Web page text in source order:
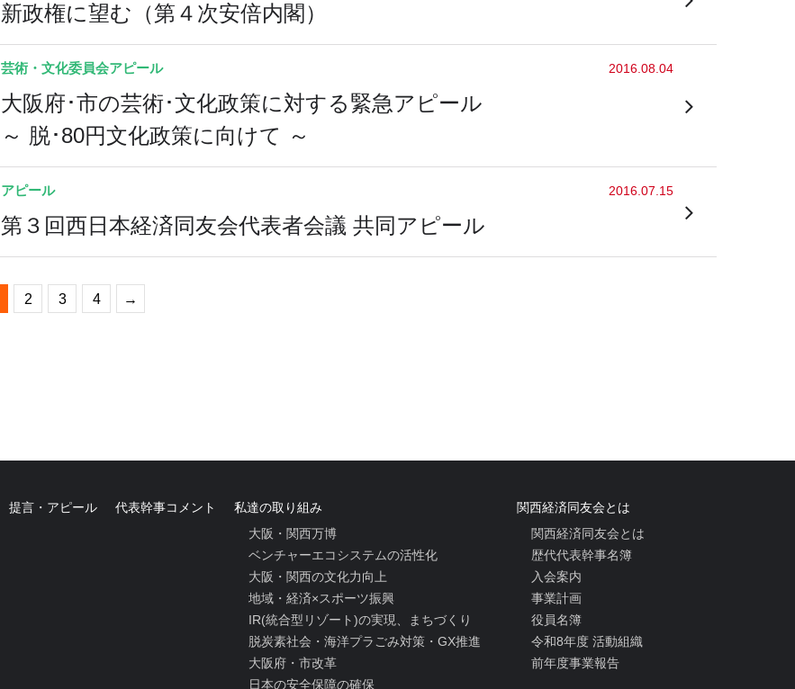
新政権に望む（第４次安倍内閣）
芸術・文化委員会アピール 2016.08.04
大阪府･市の芸術･文化政策に対する緊急アピール
～ 脱･80円文化政策に向けて ～
アピール 2016.07.15
第３回西日本経済同友会代表者会議 共同アピール
2 3 4 →
提言・アピール 代表幹事コメント
私達の取り組み
大阪・関西万博
ベンチャーエコシステムの活性化
大阪・関西の文化力向上
地域・経済×スポーツ振興
IR(統合型リゾート)の実現、まちづくり
脱炭素社会・海洋プラごみ対策・GX推進
大阪府・市改革
日本の安全保障の確保
関西経済同友会とは
関西経済同友会とは
歴代代表幹事名簿
入会案内
事業計画
役員名簿
令和8年度 活動組織
前年度事業報告